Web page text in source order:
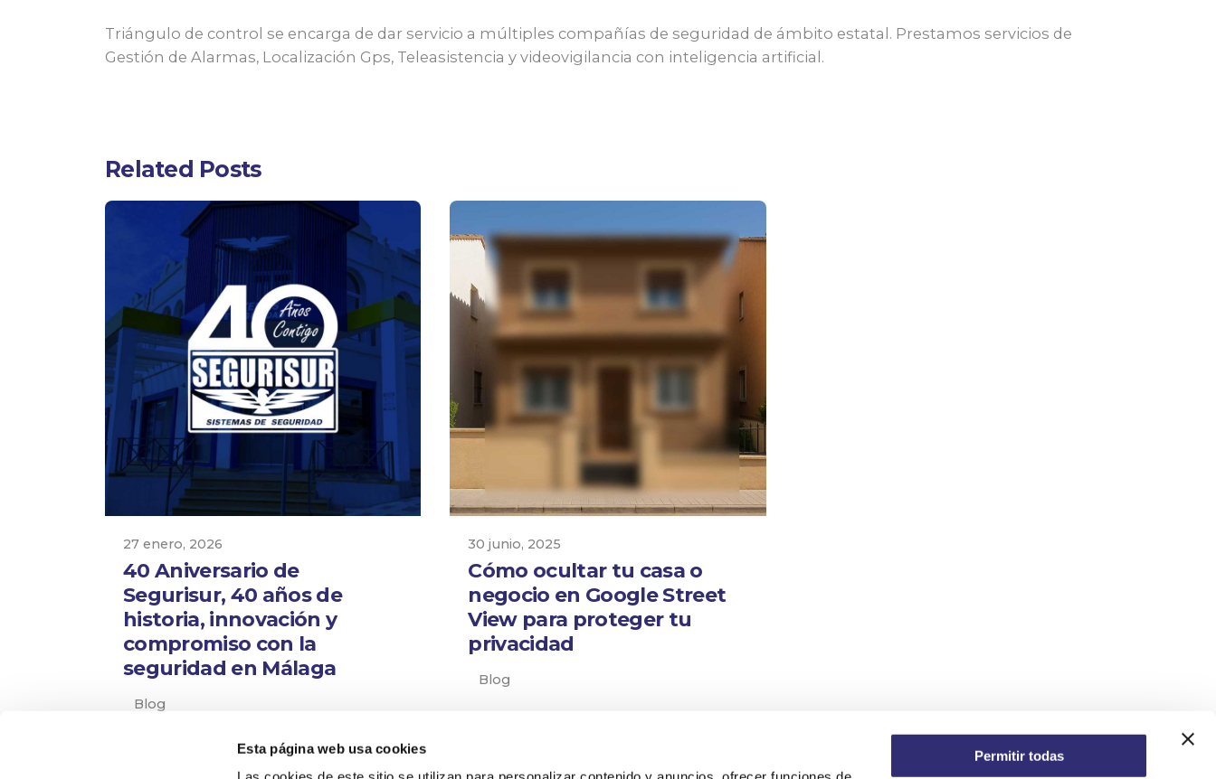
Esta página web usa cookies
Permitir todas
Triángulo de control se encarga de dar servicio a múltiples compañías de seguridad de ámbito estatal. Prestamos servicios de
Gestión de Alarmas, Localización Gps, Teleasistencia y videovigilancia con inteligencia artificial.
Related Posts
27 enero, 2026
40 Aniversario de
Segurisur, 40 años de
historia, innovación y
compromiso con la
seguridad en Málaga
Blog
30 junio, 2025
Cómo ocultar tu casa o
negocio en Google Street
View para proteger tu
privacidad
Blog